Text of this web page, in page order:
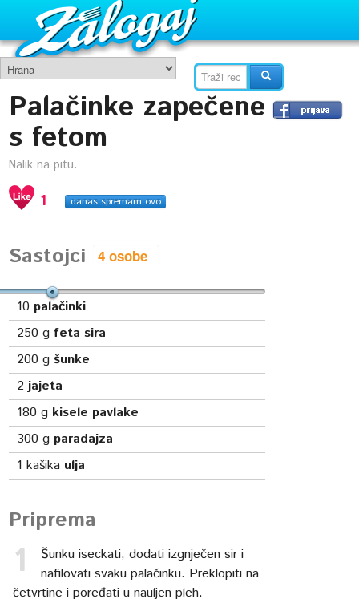
Palačinke zapečene
s fetom
Nalik na pitu.
1 danas spremam ovo
Sastojci
10 palačinki
250 g feta sira
200 gšunke
2 jajeta
180 g kisele pavlake
300 g paradajza
1 kašika ulja
Priprema
Šunku iseckati, dodati izgnječen sir i
nafilovati svaku palačinku. Preklopiti na
četvrtine i poređati u nauljen pleh.